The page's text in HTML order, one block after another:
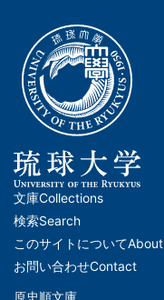
メ
イ
ン
文庫Collections
検索Search
このサイトについてAbout
お問い合わせContact
原忠順文庫